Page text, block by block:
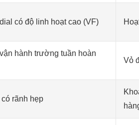
có độ linh hoạt cao (VF)
hành trường tuần hoàn
Vỏ
có rãnh hẹp